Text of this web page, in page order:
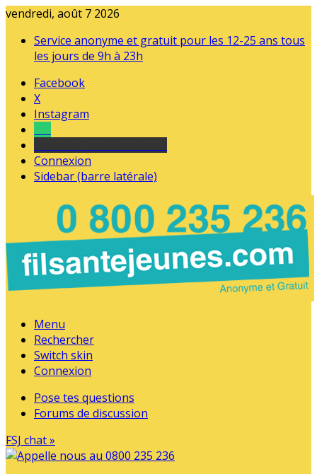
vendredi, août 7 2026
Service anonyme et gratuit pour les 12-25 ans tous
les jours de 9h à 23h
Facebook
X
Instagram
Connexion
Sidebar (barre latérale)
Menu
Rechercher
Switch skin
Connexion
Pose tes questions
Forums de discussion
FSJ chat »